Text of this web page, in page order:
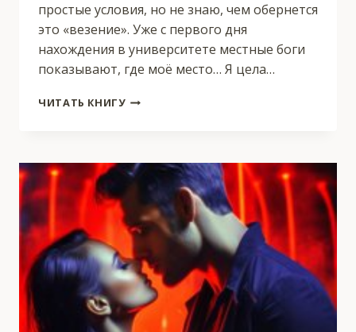
простые условия, но не знаю, чем обернется
это «везение». Уже с первого дня
нахождения в университете местные боги
показывают, где моё место… Я цела…
ЧИТАТЬ КНИГУУ
КНИГА
2